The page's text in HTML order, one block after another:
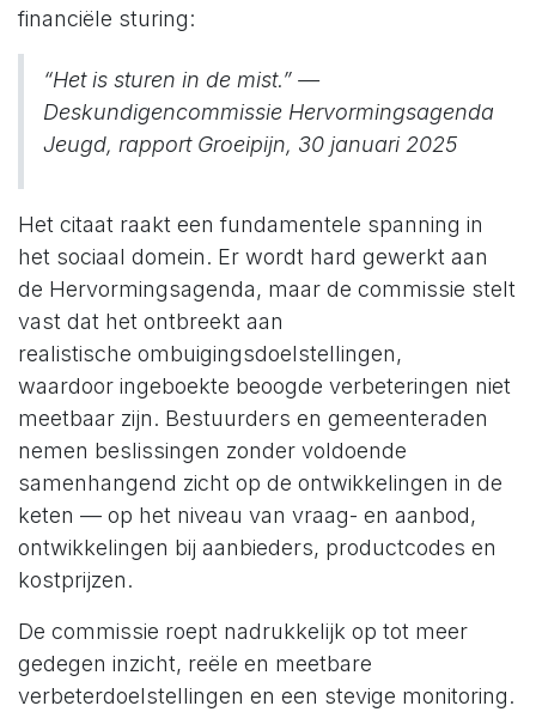
financiële sturing:
“Het is sturen in de mist.” —
Deskundigencommissie Hervormingsagenda
Jeugd, rapport Groeipijn, 30 januari 2025
Het citaat raakt een fundamentele spanning in
het sociaal domein. Er wordt hard gewerkt aan
de Hervormingsagenda, maar de commissie stelt
vast dat het ontbreekt aan
realistische ombuigingsdoelstellingen,
waardoor ingeboekte beoogde verbeteringen niet
meetbaar zijn. Bestuurders en gemeenteraden
nemen beslissingen zonder voldoende
samenhangend zicht op de ontwikkelingen in de
keten — op het niveau van vraag- en aanbod,
ontwikkelingen bij aanbieders, productcodes en
kostprijzen.
De commissie roept nadrukkelijk op tot meer
gedegen inzicht, reële en meetbare
verbeterdoelstellingen en een stevige monitoring.